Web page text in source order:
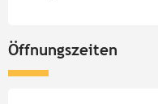
Öffnungszeiten